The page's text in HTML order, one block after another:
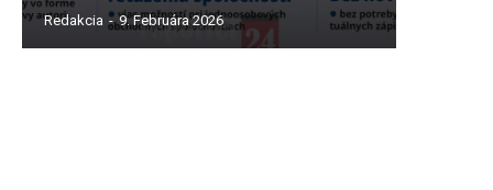
Redakcia - 9. Februára 2026